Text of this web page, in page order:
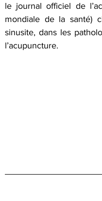
le journal officiel de
mondiale de la santé)
sinusite, dans les
l’acupuncture.